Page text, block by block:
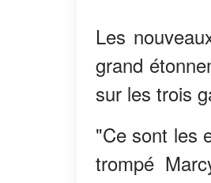
Les
grand
sur les trois
"Ce sont les
trompé